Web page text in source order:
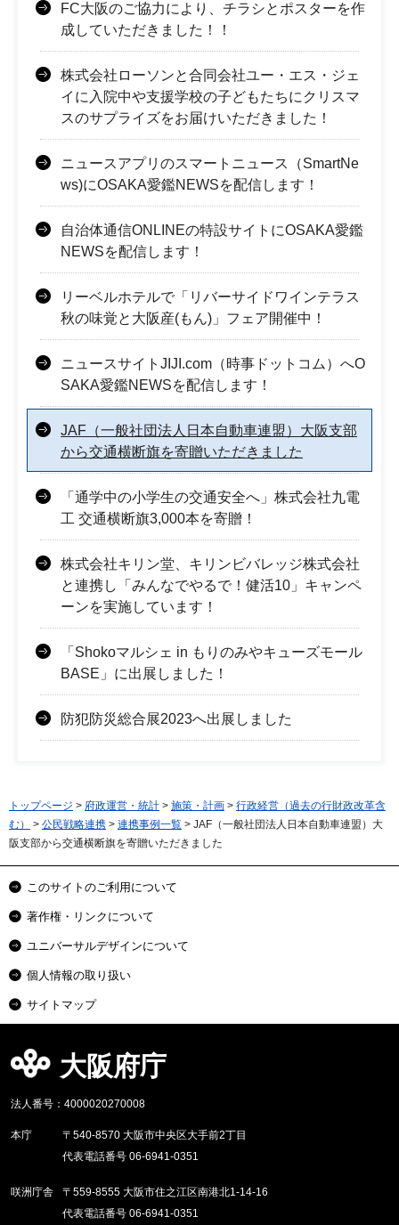
FC大阪のご協力により、チラシとポスターを作
成していただきました！！
株式会社ローソンと合同会社ユー・エス・ジェ
イに入院中や支援学校の子どもたちにクリスマ
スのサプライズをお届けいただきました！
ニュースアプリのスマートニュース（SmartNe
ws)にOSAKA愛鑑NEWSを配信します！
自治体通信ONLINEの特設サイトにOSAKA愛鑑
NEWSを配信します！
リーベルホテルで「リバーサイドワインテラス
秋の味覚と大阪産(もん)」フェア開催中！
ニュースサイトJIJI.com（時事ドットコム）へO
SAKA愛鑑NEWSを配信します！
JAF（一般社団法人日本自動車連盟）大阪支部
から交通横断旗を寄贈いただきました
「通学中の小学生の交通安全へ」株式会社九電
工 交通横断旗3,000本を寄贈！
株式会社キリン堂、キリンビバレッジ株式会社
と連携し「みんなでやるで！健活10」キャンペ
ーンを実施しています！
「Shokoマルシェ in もりのみやキューズモール
BASE」に出展しました！
防犯防災総合展2023へ出展しました
トップページ > 府政運営・統計 > 施策・計画 > 行政経営（過去の行財政改革含
む）
> 公民戦略連携 > 連携事例一覧 > JAF（一般社団法人日本自動車連盟）大
阪支部から交通横断旗を寄贈いただきました
このサイトのご利用について
著作権・リンクについて
ユニバーサルデザインについて
個人情報の取り扱い
サイトマップ
大阪府庁
法人番号：4000020270008
本庁
〒540-8570 大阪市中央区大手前2丁目
代表電話番号 06-6941-0351
咲洲庁舎
〒559-8555 大阪市住之江区南港北1-14-16
代表電話番号 06-6941-0351